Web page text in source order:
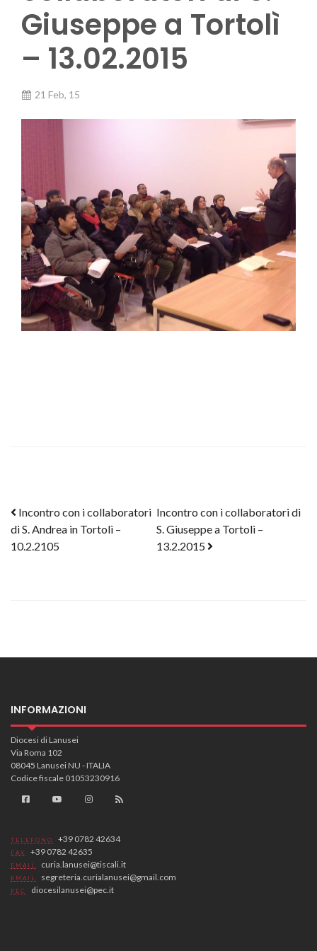
Giuseppe a Tortolì
– 13.02.2015
21 Feb, 15
Post navigation
Incontro con i collaboratori
di S. Andrea in Tortolì –
10.2.2105
Incontro con i collaboratori di
S. Giuseppe a Tortolì –
13.2.2015
INFORMAZIONI
Diocesi di Lanusei
Via Roma 102
08045 Lanusei NU - ITALIA
Codice fiscale 01053230916
TELEFONO +39 0782 42634
FAX +39 0782 42635
EMAIL curia.lanusei@tiscali.it
EMAIL segreteria.curialanusei@gmail.com
PEC diocesilanusei@pec.it